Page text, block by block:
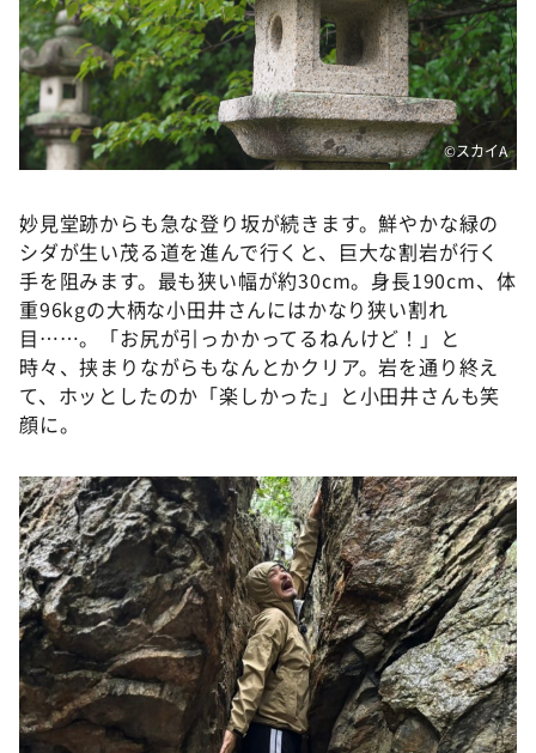
©️スカイA
妙見堂跡からも急な登り坂が続きます。鮮やかな緑の
シダが生い茂る道を進んで行くと、巨大な割岩が行く
手を阻みます。最も狭い幅が約30cm。身長190cm、体
重96kgの大柄な小田井さんにはかなり狭い割れ
目……。「お尻が引っかかってるねんけど！」と
時々、挟まりながらもなんとかクリア。岩を通り終え
て、ホッとしたのか「楽しかった」と小田井さんも笑
顔に。